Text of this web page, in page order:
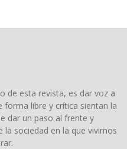
de esta revista, es dar voz a
forma libre y crítica sientan la
dar un paso al frente y
la sociedad en la que vivimos